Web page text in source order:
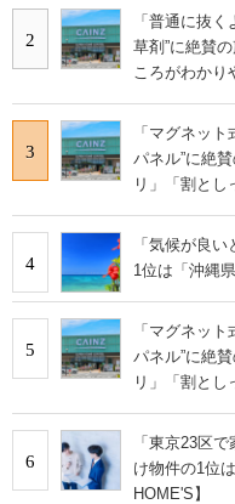
2
「普通に抜
草剤”に絶賛
ころがわかり
3
「マグネッ
パネル”に絶
リ」「割とし
4
「気候が良
1位は「沖縄
5
「マグネッ
パネル”に絶
リ」「割とし
6
「東京23区
け物件の1位
HOME'S】